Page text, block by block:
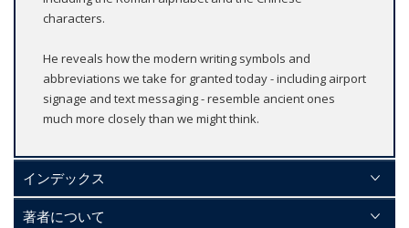
characters.
He reveals how the modern writing symbols and
abbreviations we take for granted today - including airport
signage and text messaging - resemble ancient ones
much more closely than we might think.
インデックス
著者について